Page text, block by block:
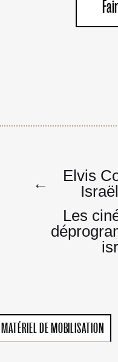
Navigation
de
←
Elvis
Les
MATÉRIEL DE MOBILISATION